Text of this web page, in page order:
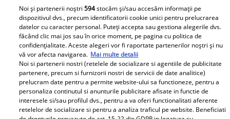
Irinel Columbeanu, răsfățat la azilul din
Noi și partenerii noștri594stocăm și/sau accesăm informații pe
dispozitivul dvs., precum identificatorii cookie unici pentru prelucrarea
datelor cu caracter personal. Puteți accepta sau gestiona alegerile dvs.
făcând clic mai jos sau în orice moment, pe pagina cu politica de
confidențialitate. Aceste alegeri vor fi raportate partenerilor noștri și nu
vă vor afecta navigarea. Mai multe detalii
Noi si partenerii nostri (retelele de socializare si agentiile de publicitate
partenere, precum si furnizorii nostri de servicii de date analitice)
prelucram date pentru a permite website-ului sa functioneze, pentru a
personaliza continutul si anunturile publicitare afisate in functie de
interesele si/sau profilul dvs., pentru a va oferi functionalitati aferente
retelelor de socializare si pentru a analiza traficul pe website. Beneficiati